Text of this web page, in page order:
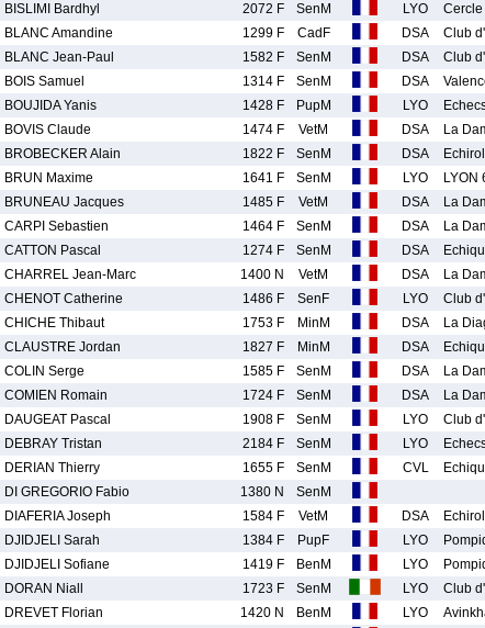
BISLIMI Bardhyl 2072 F SenM LYO
BLANC Amandine 1299 F CadF DSA
Club
BLANC Jean-Paul 1582 F SenM DSA
Club
BOIS Samuel 1314 F SenM DSA
BOUJIDA Yanis 1428 F PupM LYO
BOVIS Claude 1474 F VetM DSA
La
BROBECKER Alain 1822 F SenM DSA
BRUN Maxime 1641 F SenM LYO
LYON
BRUNEAU Jacques 1485 F VetM DSA
La
CARPI Sebastien 1464 F SenM DSA
La
CATTON Pascal 1274 F SenM DSA
CHARREL Jean-Marc 1400 N VetM DSA
La
CHENOT Catherine 1486 F SenF LYO
Club
CHICHE Thibaut 1753 F MinM DSA
La
CLAUSTRE Jordan 1827 F MinM DSA
COLIN Serge 1585 F SenM DSA
La
COMIEN Romain 1724 F SenM DSA
La
DAUGEAT Pascal 1908 F SenM LYO
Club
DEBRAY Tristan 2184 F SenM LYO
DERIAN Thierry 1655 F SenM CVL
DI GREGORIO Fabio 1380 N
SenM
DIAFERIA Joseph 1584 F VetM DSA
DJIDJELI Sarah 1384 F PupF LYO
DJIDJELI Sofiane 1419 F BenM LYO
DORAN Niall 1723 F SenM LYO
Club
DREVET Florian 1420 N BenM LYO